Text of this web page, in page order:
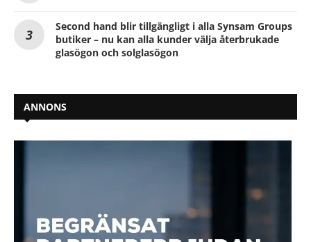
Second hand blir tillgängligt i alla Synsam Groups
butiker – nu kan alla kunder välja återbrukade
glasögon och solglasögon
ANNONS